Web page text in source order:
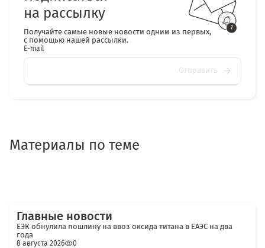
на рассылку
Получайте самые новые новости одним из первых,
с помощью нашей рассылки.
E-mail
Отправить
Материалы по теме
Главные новости
ЕЭК обнулила пошлину на ввоз оксида титана в ЕАЭС на два
года
8 августа 2026 0